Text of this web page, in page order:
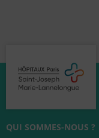
QUI SOMMES-NOUS ?